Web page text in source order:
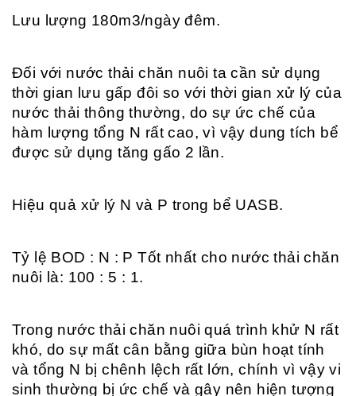
Lưu lượng 180m3/ngày đêm.
Đối với nước thải chăn nuôi ta cần sử dụng
thời gian lưu gấp đôi so với thời gian xử lý của
nước thải thông thường, do sự ức chế của
hàm lượng tổng N rất cao, vì vậy dung tích bể
được sử dụng tăng gấo 2 lần.
Hiệu quả xử lý N và P trong bể UASB.
Tỷ lệ BOD : N : P Tốt nhất cho nước thải chăn
nuôi là: 100 : 5 : 1.
Trong nước thải chăn nuôi quá trình khử N rất
khó, do sự mất cân bằng giữa bùn hoạt tính
và tổng N bị chênh lệch rất lớn, chính vì vậy vi
sinh thường bị ức chế và gây nên hiện tượng